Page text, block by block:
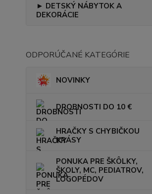
► DETSKÝ NÁBYTOK A
DEKORÁCIE
ODPORÚČANÉ KATEGÓRIE
NOVINKY
DROBNOSTI DO 10 €
HRAČKY S CHYBIČKOU
KRÁSY
PONUKA PRE ŠKÔLKY,
ŠKOLY, MC, PEDIATROV,
LOGOPÉDOV